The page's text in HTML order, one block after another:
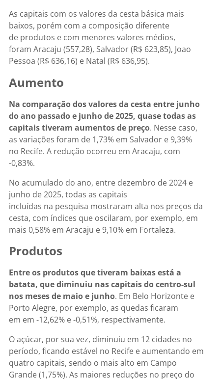
As capitais com os valores da cesta básica mais
baixos, porém com a composição diferente
de produtos e com menores valores médios,
foram Aracaju (557,28), Salvador (R$ 623,85), Joao
Pessoa (R$ 636,16) e Natal (R$ 636,95).
Aumento
Na comparação dos valores da cesta entre junho
do ano passado e junho de 2025, quase todas as
capitais tiveram aumentos de preço. Nesse caso,
as variações foram de 1,73% em Salvador e 9,39%
no Recife. A redução ocorreu em Aracaju, com
-0,83%.
No acumulado do ano, entre dezembro de 2024 e
junho de 2025, todas as capitais
incluídas na pesquisa mostraram alta nos preços da
cesta, com índices que oscilaram, por exemplo, em
mais 0,58% em Aracaju e 9,10% em Fortaleza.
Produtos
Entre os produtos que tiveram baixas está a
batata, que diminuiu nas capitais do centro-sul
nos meses de maio e junho. Em Belo Horizonte e
Porto Alegre, por exemplo, as quedas ficaram
em em -12,62% e -0,51%, respectivamente.
O açúcar, por sua vez, diminuiu em 12 cidades no
período, ficando estável no Recife e aumentando em
quatro capitais, sendo o mais alto em Campo
Grande (1,75%). As maiores reduções no preço do